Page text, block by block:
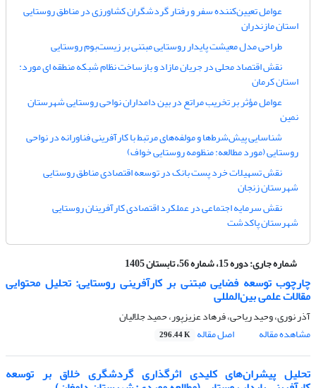
عوامل تعیین‌کننده سفر و رفتار گردشگران کشاورزی در مناطق روستایی
استان مازندران
طراحی مدل معیشت پایدار روستایی مبتنی بر زیست‌بوم روستایی
نقش اقتصاد محلی در جریان مازاد و بازساخت نظام شبکه منطقه ای مورد:
استان کرمان
عوامل مؤثر بر تخریب مراتع در بین دامداران نواحی روستایی شهرستان
نمین
شناسایی پیش‌شرط‌ها و مولفه‌های مرتبط با کارآفرینی فناورانه در نواحی
روستایی (مورد مطالعه: منظومه روستایی خواف)
نقش تسهیلات خرد پست بانک در توسعه اقتصادی مناطق روستایی
شهرستان زنجان
نقش سرمایه اجتماعی در عملکرد اقتصادی کارآفرینان روستایی
شهرستان پاکدشت
شماره جاری:دوره 15، شماره 56، تابستان 1405
چارچوب توسعه فضایی مبتنی بر کارآفرینی روستایی: تحلیل محتوایی
مقالات علمی بین‌المللی
آذر نوری، وحید ریاحی، فرهاد عزیزپور، حمید جلالیان
مشاهده مقاله
اصل مقاله 296.44 K
تحلیل پیشران‌های کلیدی اثرگذاری گردشگری خلاق بر توسعه